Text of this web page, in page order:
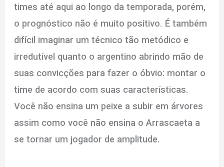
times até aqui ao longo da temporada, porém,
o prognóstico não é muito positivo. É também
difícil imaginar um técnico tão metódico e
irredutível quanto o argentino abrindo mão de
suas convicções para fazer o óbvio: montar o
time de acordo com suas características.
Você não ensina um peixe a subir em árvores
assim como você não ensina o Arrascaeta a
se tornar um jogador de amplitude.